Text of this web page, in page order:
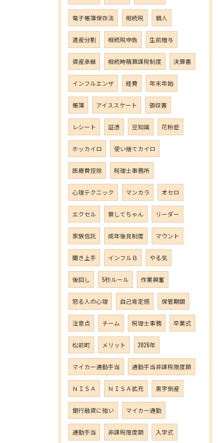
電子帳簿保存法 相続税 個人
遺産分割 相続税申告 生前贈与
資産承継 相続時精算課税制度 決算書
インフルエンザ 経費 年末年始
帳簿 アイススケート 領収書
レシート 証憑 豆知識 花粉症
ホッカイロ 使い捨てカイロ
医療費控除 税理士事務所
心理テクニック マンカラ オセロ
エクセル 察してちゃん リーダー
家族信託 成年後見制度 マウント
聞き上手 インフルＢ やる気
後回し 5秒ルール 作業興奮
怒る人の心理 自己肯定感 保管期間
注意点 チーム 税理士事務 卒業式
松前町 メリット 2026年
マイカー通勤手当 通勤手当非課税限度額
ＮＩＳＡ ＮＩＳＡ拡充 黒字倒産
銀行融資に強い マイカー通勤
通勤手当 非課税限度額 入学式